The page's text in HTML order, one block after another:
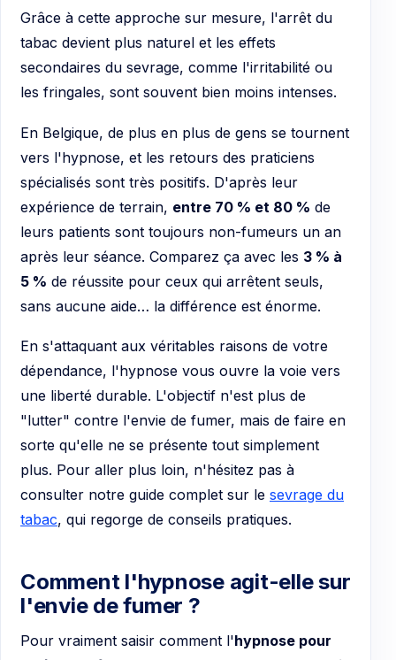
Grâce à cette approche sur mesure, l'arrêt du
tabac devient plus naturel et les effets
secondaires du sevrage, comme l'irritabilité ou
les fringales, sont souvent bien moins intenses.
En Belgique, de plus en plus de gens se tournent
vers l'hypnose, et les retours des praticiens
spécialisés sont très positifs. D'après leur
expérience de terrain, entre 70 % et 80 % de
leurs patients sont toujours non-fumeurs un an
après leur séance. Comparez ça avec les 3 % à
5 % de réussite pour ceux qui arrêtent seuls,
sans aucune aide… la différence est énorme.
En s'attaquant aux véritables raisons de votre
dépendance, l'hypnose vous ouvre la voie vers
une liberté durable. L'objectif n'est plus de
"lutter" contre l'envie de fumer, mais de faire en
sorte qu'elle ne se présente tout simplement
plus. Pour aller plus loin, n'hésitez pas à
consulter notre guide complet sur le sevrage du
tabac, qui regorge de conseils pratiques.
Comment l'hypnose agit-elle sur
l'envie de fumer ?
Pour vraiment saisir comment l'hypnose pour